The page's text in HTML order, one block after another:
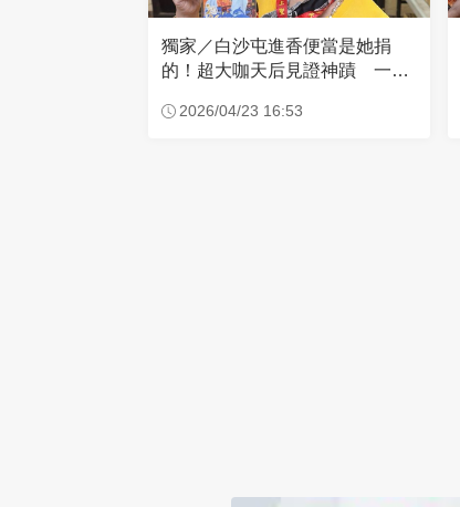
獨家／白沙屯進香便當是她捐
的！超大咖天后見證神蹟 一靠
2026/04/23 16:53